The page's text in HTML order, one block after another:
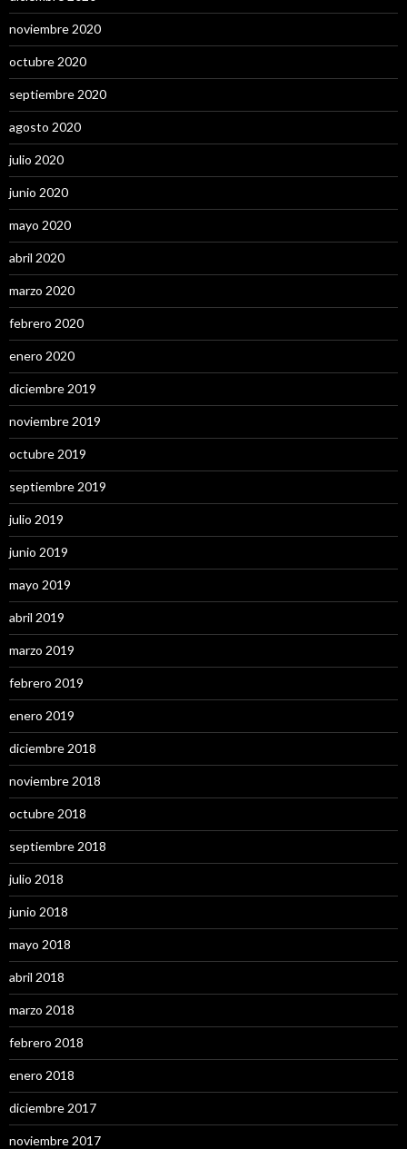
noviembre 2020
octubre 2020
septiembre 2020
agosto 2020
julio 2020
junio 2020
mayo 2020
abril 2020
marzo 2020
febrero 2020
enero 2020
diciembre 2019
noviembre 2019
octubre 2019
septiembre 2019
julio 2019
junio 2019
mayo 2019
abril 2019
marzo 2019
febrero 2019
enero 2019
diciembre 2018
noviembre 2018
octubre 2018
septiembre 2018
julio 2018
junio 2018
mayo 2018
abril 2018
marzo 2018
febrero 2018
enero 2018
diciembre 2017
noviembre 2017